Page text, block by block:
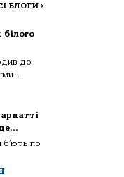
БЛОГИ >
до
б’ють по